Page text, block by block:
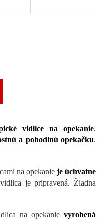
vidlice na opekanie.
a pohodlnú opekačku.
na opekanie je úchvatne
je pripravená. Žiadna
na opekanie vyrobená